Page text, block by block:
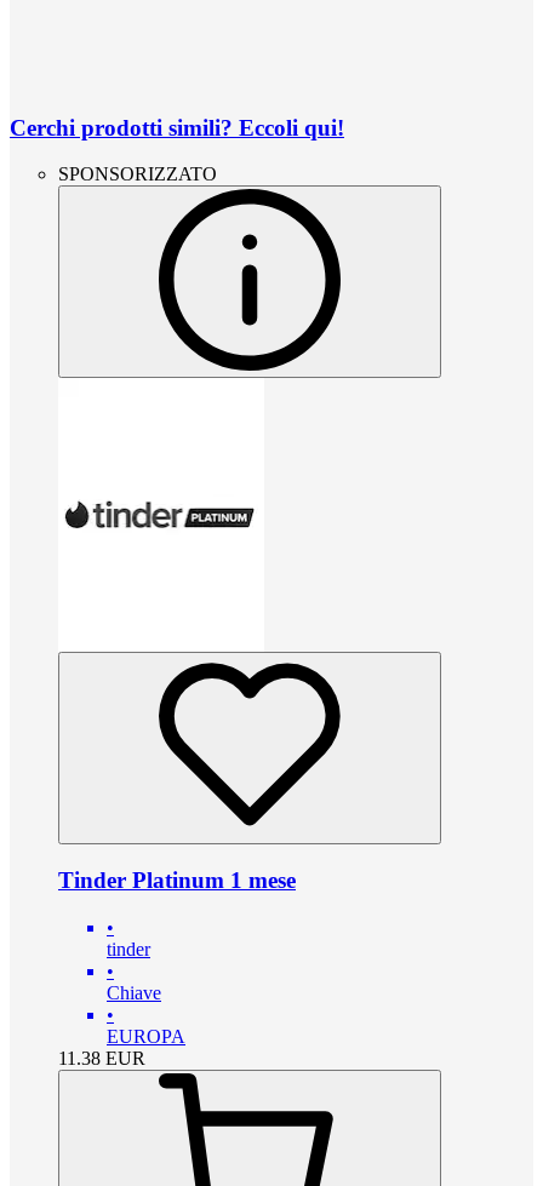
Cerchi prodotti simili? Eccoli qui!
SPONSORIZZATO
Tinder Platinum 1 mese
•
tinder
•
Chiave
•
EUROPA
11.38 EUR